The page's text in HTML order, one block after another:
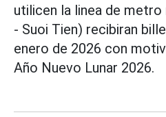
utilicen la linea de metro
- Suoi Tien) recibiran
enero de 2026 con
Año Nuevo Lunar 2026.